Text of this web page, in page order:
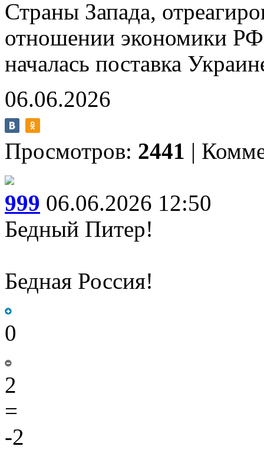
Страны Запада,
отношении экономики
началась поставка
06.06.2026
Просмотров: 2441 |
999 06.06.2026 12:50
Бедный Питер!
Бедная Россия!
0
2
=
-2